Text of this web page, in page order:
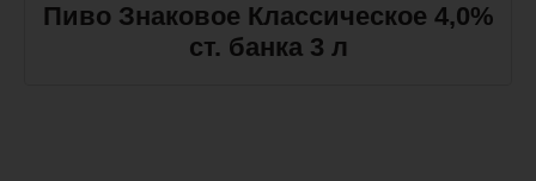
Пиво Знаковое Классическое 4,0%
ст. банка 3 л